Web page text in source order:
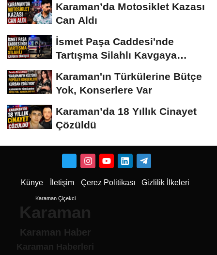
Karaman’da Motosiklet Kazası
Can Aldı
İsmet Paşa Caddesi'nde
Tartışma Silahlı Kavgaya
Karaman'ın Türkülerine Bütçe
Yok, Konserlere Var
Karaman’da 18 Yıllık Cinayet
Çözüldü
Künye İletişim Çerez Politikası Gizlilik İlkeleri
Karaman Çiçekci
Karaman
Karaman Haber
Karaman Haberleri